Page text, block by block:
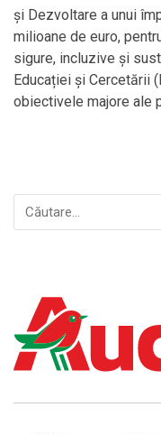
și Dezvoltare a unui
milioane de euro,
sigure, incluzive și
Educației și Cercetării
obiectivele majore ale
Caută
după: